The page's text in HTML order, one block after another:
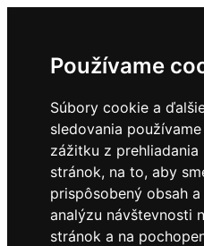
Používame
Súbory cookie a
sledovania
zážitku z
stránok, na to, aby
prispôsobený obsah
analýzu návštevnosti
stránok a na